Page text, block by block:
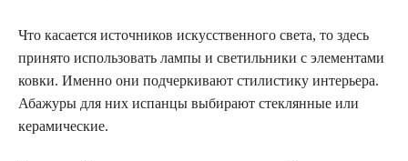
Что касается источников искусственного света, то здесь
принято использовать лампы и светильники с элементами
ковки. Именно они подчеркивают стилистику интерьера.
Абажуры для них испанцы выбирают стеклянные или
керамические.